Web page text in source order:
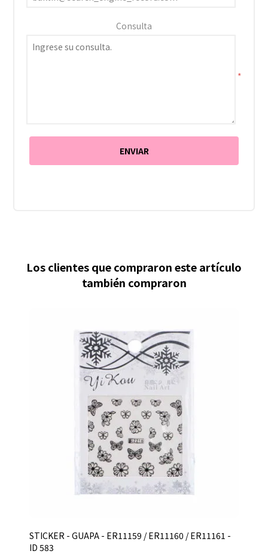
Consulta
*
Los clientes que compraron este artículo
también compraron
STICKER - GUAPA - ER11159 / ER11160 / ER11161 -
ID 583